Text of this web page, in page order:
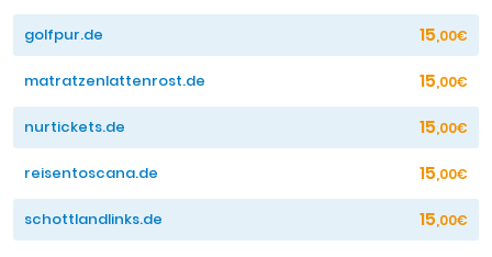
golfpur.de 15,00€
matratzenlattenrost.de 15,00€
nurtickets.de 15,00€
reisentoscana.de 15,00€
schottlandlinks.de 15,00€